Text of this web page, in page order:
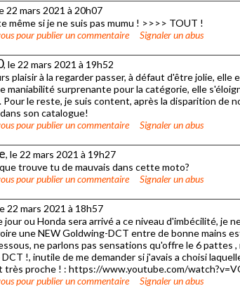
22 mars 2021 à 20h07
même si je ne suis pas mumu ! >>>> TOUT !
pour publier un commentaire Signaler un abus
, le 22 mars 2021 à 19h52
plaisir à la regarder passer, à défaut d'être jolie, elle
maniabilité surprenante pour la catégorie, elle
le reste, je suis content, après la disparition de
son catalogue!
pour publier un commentaire Signaler un abus
, le 22 mars 2021 à 19h27
trouve tu de mauvais dans cette moto?
pour publier un commentaire Signaler un abus
22 mars 2021 à 18h57
jour ou Honda sera arrivé a ce niveau d'imbécilité, je
une NEW Goldwing-DCT entre de bonne mains
ne parlons pas sensations qu'offre le 6
!, inutile de me demander si j'avais a choisi
très proche ! : https://www.youtube.com/
pour publier un commentaire Signaler un abus